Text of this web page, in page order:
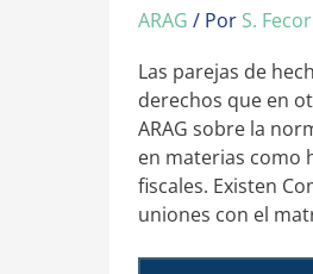
ARAG / Por S.
Las parejas de
derechos que en
ARAG sobre la
en materias como
fiscales. Existen
uniones con el